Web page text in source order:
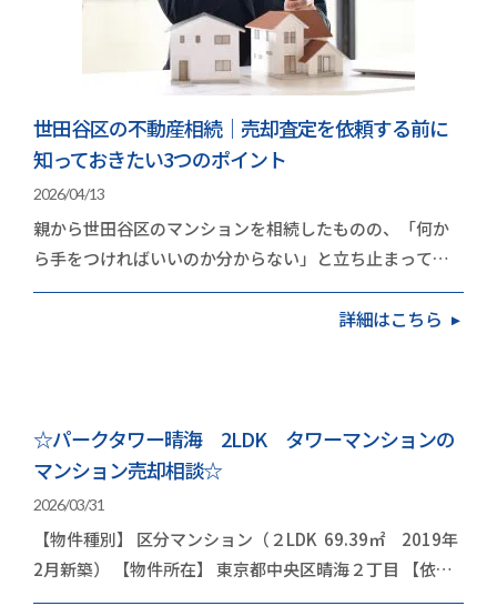
世田谷区の不動産相続｜売却査定を依頼する前に
知っておきたい3つのポイント
2026/04/13
親から世田谷区のマンションを相続したものの、「何か
ら手をつければいいのか分からない」と立ち止まってい
る方は多いのではないでしょうか。世田谷区のマンシ…
詳細はこちら
☆パークタワー晴海 2LDK タワーマンションの
マンション売却相談☆
2026/03/31
【物件種別】 区分マンション（２LDK 69.39㎡ 2019年
2月新築） 【物件所在】 東京都中央区晴海２丁目 【依頼
内容】 お住み替え（引越し） 今回は…